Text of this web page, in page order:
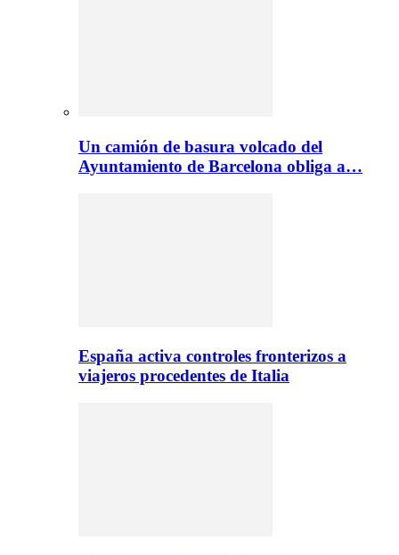
Un camión de basura volcado del
Ayuntamiento de Barcelona obliga a…
España activa controles fronterizos a
viajeros procedentes de Italia